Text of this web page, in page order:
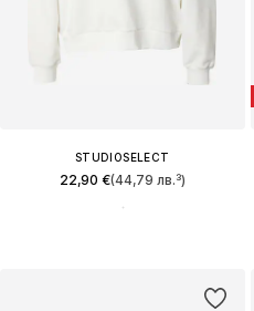
STUDIOSELECT
22,90 €(44,79 лв.³)